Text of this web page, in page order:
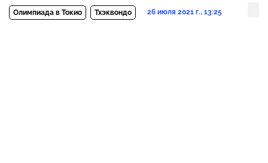
Олимпиада в Токио Тхэквондо 26 июля 2021 г., 13:25